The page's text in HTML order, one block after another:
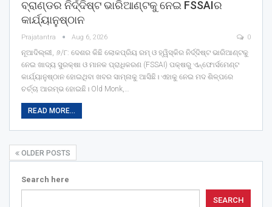
ବ୍ରାଣ୍ଡର ନିର୍ଦ୍ଦିଷ୍ଟ ଭାରିଆଣ୍ଟକୁ ନେଇ FSSAIର
କାର୍ଯ୍ୟାନୁଷ୍ଠାନ
Prajatantra Aug 6, 2026 0
ନୂଆଦିଲ୍ଲୀ, ୬/୮: ଦେଶର କିଛି ଲୋକପ୍ରିୟ ରମ୍ ଓ ହ୍ୱିସ୍କିର ନିର୍ଦ୍ଦିଷ୍ଟ ଭାରିଆଣ୍ଟକୁ
ନେଇ ଖାଦ୍ୟ ସୁରକ୍ଷା ଓ ମାନକ ପ୍ରାଧିକରଣ (FSSAI) ପକ୍ଷରୁ ଏନ୍‌ଫୋର୍ସମେଣ୍ଟ
କାର୍ଯ୍ୟାନୁଷ୍ଠାନ ହୋଇଥିବା ଖବର ସାମ୍ନାକୁ ଆସିଛି। ଏହାକୁ ନେଇ ମଦ ଶିଳ୍ପରେ
ଚର୍ଚ୍ଚା ଆରମ୍ଭ ହୋଇଛି। Old Monk,…
READ MORE...
OLDER POSTS
Search here
SEARCH